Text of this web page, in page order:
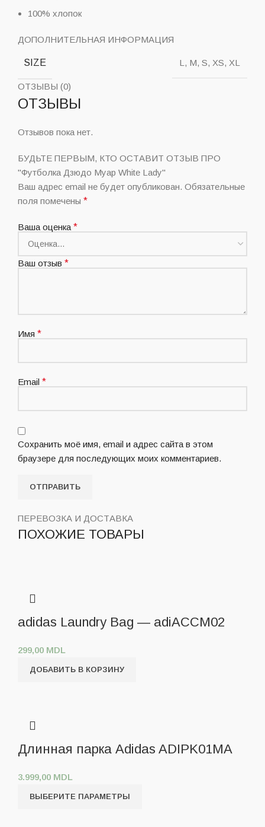
100% хлопок
ДОПОЛНИТЕЛЬНАЯ ИНФОРМАЦИЯ
SIZE L, M, S, XS, XL
ОТЗЫВЫ (0)
ОТЗЫВЫ
Отзывов пока нет.
БУДЬТЕ ПЕРВЫМ, КТО ОСТАВИТ ОТЗЫВ ПРО
"Футболка Дзюдо Муар White Lady"
Ваш адрес email не будет опубликован. Обязательные
поля помечены *
Ваша оценка *
Ваш отзыв *
Имя *
Email *
Сохранить моё имя, email и адрес сайта в этом
браузере для последующих моих комментариев.
ПЕРЕВОЗКА И ДОСТАВКА
ПОХОЖИЕ ТОВАРЫ
adidas Laundry Bag — adiACCM02
299,00 MDL
ДОБАВИТЬ В КОРЗИНУ
Длинная парка Adidas ADIPK01MA
3.999,00 MDL
ВЫБЕРИТЕ ПАРАМЕТРЫ